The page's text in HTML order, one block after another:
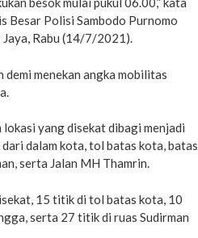
Besar Polisi Sambodo Purnomo
Rabu (14/7/2021).
menekan angka mobilitas
yang disekat dibagi menjadi
dalam kota, tol batas kota, batas
serta Jalan MH Thamrin.
15 titik di tol batas kota, 10
serta 27 titik di ruas Sudirman